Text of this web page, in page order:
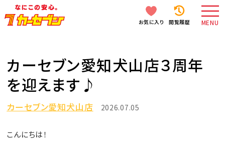
お気に入り 閲覧履歴 MENU
カーセブン愛知犬山店３周年
を迎えます♪
カーセブン愛知犬山店 2026.07.05
こんにちは！